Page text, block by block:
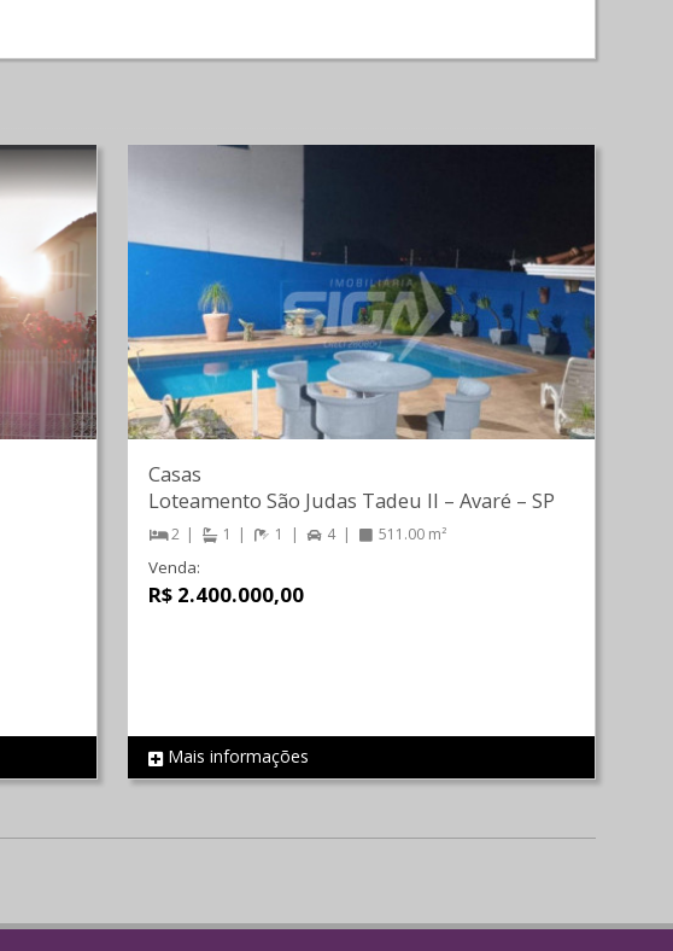
REF 1936
Casas
Loteamento São Judas Tadeu II –Avaré –SP
2 1 1 4 511.00 m²
Venda:
R$ 2.400.000,00
Mais informações